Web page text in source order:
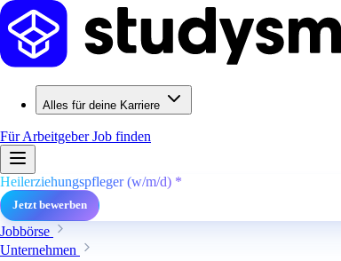
Alles für deine Karriere
Für ArbeitgeberJob finden
Heilerziehungspfleger (w/m/d) *
Jetzt bewerben
Jobbörse
Unternehmen